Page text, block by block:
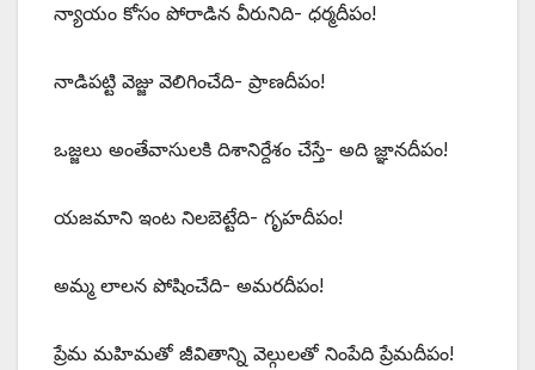
న్యాయం కోసం పోరాడిన వీరునిది- ధర్మదీపం!
నాడిపట్టి వెజ్జు వెలిగించేది- ప్రాణదీపం!
ఒజ్జలు అంతేవాసులకి దిశానిర్దేశం చేస్తే- అది జ్ఞానదీపం!
యజమాని ఇంట నిలబెట్టేది- గృహదీపం!
అమ్మ లాలన పోషించేది- అమరదీపం!
ప్రేమ మహిమతో జీవితాన్ని వెల్గులతో నింపేది ప్రేమదీపం!